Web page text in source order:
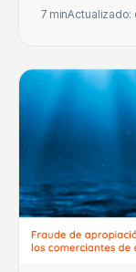
7 minActualizado: